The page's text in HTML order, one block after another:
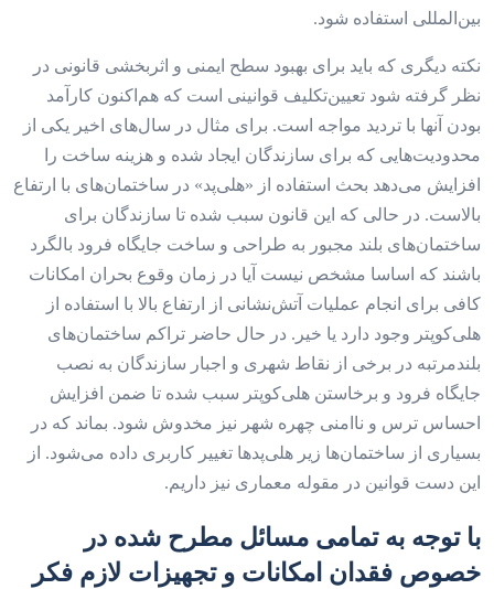
بین‌المللی استفاده شود.
نکته دیگری که باید برای بهبود سطح ایمنی و اثربخشی قانونی در
نظر گرفته شود تعیین‌تکلیف قوانینی است که هم‌اکنون کارآمد
بودن آنها با تردید مواجه است. برای مثال در سال‌های اخیر یکی از
محدودیت‌هایی که برای سازندگان ایجاد شده و هزینه ساخت را
افزایش می‌دهد بحث استفاده از «هلی‌پد» در ساختمان‌‌‌های با ارتفاع
بالاست. در حالی که این قانون سبب شده تا سازندگان برای
ساختمان‌‌‌های بلند مجبور به طراحی و ساخت جایگاه فرود بالگرد
باشند که اساسا مشخص نیست آیا در زمان وقوع بحران امکانات
کافی برای انجام عملیات آتش‌نشانی از ارتفاع بالا با استفاده از
هلی‌کوپتر وجود دارد یا خیر. در حال حاضر تراکم ساختمان‌‌‌های
بلند‌مرتبه در برخی از نقاط شهری و اجبار سازندگان به نصب
جایگاه فرود و برخاستن هلی‌کوپتر سبب شده تا ضمن افزایش
احساس ترس و ناامنی چهره شهر نیز مخدوش شود. بماند که در
بسیاری از ساختمان‌‌‌ها زیر هلی‌‌‌پدها تغییر کاربری داده می‌شود. از
این دست قوانین در مقوله معماری نیز داریم.
با توجه به تمامی مسائل مطرح شده در
خصوص فقدان امکانات و تجهیزات لازم فکر